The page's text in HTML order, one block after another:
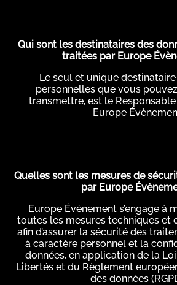
Qui sont les destinataires des
traitées par Europe
Le seul et unique
personnelles que vous
transmettre, est le
Europe
Quelles sont les mesures de
par Europe
Europe Évènement s’engage à
toutes les mesures techniques et
afin d’assurer la sécurité des
à caractère personnel et la
données, en application de la
Libertés et du Règlement
des données